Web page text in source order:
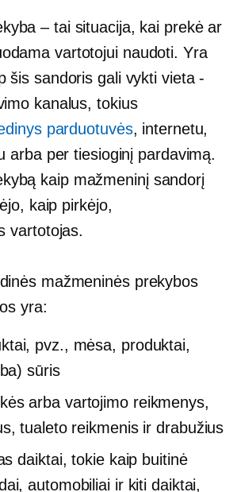
– tai situacija, kai prekė ar
vartotojui naudoti. Yra
šis sandoris gali vykti vieta -
kanalus, tokius
parduotuvės, internetu,
arba per tiesioginį pardavimą.
kaip mažmeninį sandorį
kaip pirkėjo,
vartotojas.
mažmeninės prekybos
yra:
pvz., mėsa, produktai,
sūris
arba vartojimo reikmenys,
tualeto reikmenis ir drabužius
daiktai, tokie kaip buitinė
automobiliai ir kiti daiktai,